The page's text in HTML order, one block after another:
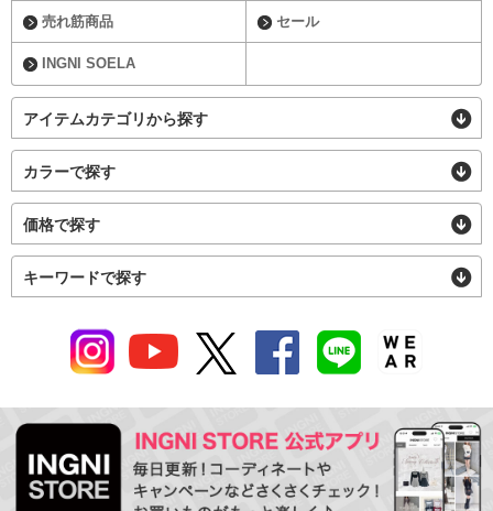
売れ筋商品 セール
INGNI SOELA
アイテムカテゴリから探す
カラーで探す
価格で探す
キーワードで探す